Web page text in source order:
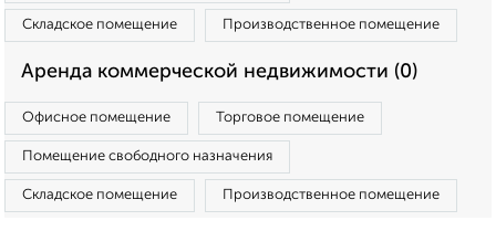
Складское помещение Производственное помещение
Аренда коммерческой недвижимости (0)
Офисное помещение Торговое помещение
Помещение свободного назначения
Складское помещение Производственное помещение